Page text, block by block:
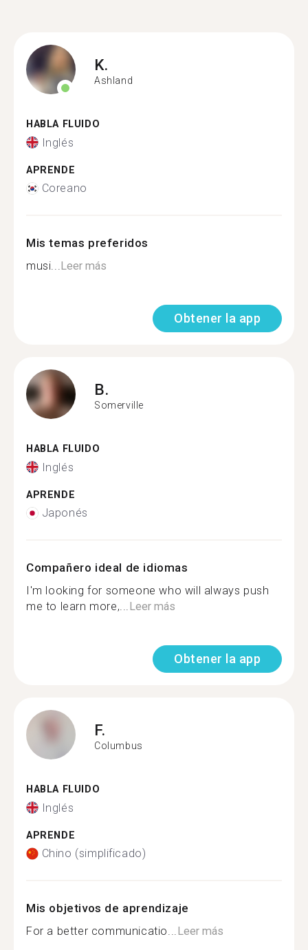
K.
Ashland
HABLA FLUIDO
Inglés
APRENDE
Coreano
Mis temas preferidos
musi...Leer más
Obtener la app
B.
Somerville
HABLA FLUIDO
Inglés
APRENDE
Japonés
Compañero ideal de idiomas
I'm looking for someone who will always push
me to learn more,...Leer más
Obtener la app
F.
Columbus
HABLA FLUIDO
Inglés
APRENDE
Chino (simplificado)
Mis objetivos de aprendizaje
For a better communicatio...Leer más